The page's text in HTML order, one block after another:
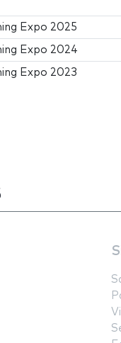
Expo 2025
Expo 2024
Expo 2023